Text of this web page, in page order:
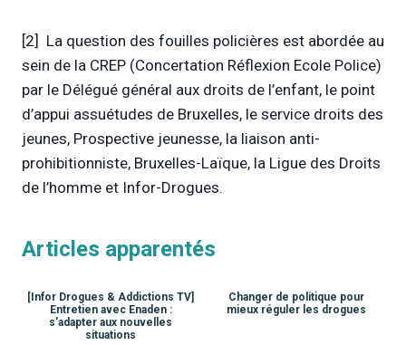
[2] La question des fouilles policières est abordée au
sein de la CREP (Concertation Réflexion Ecole Police)
par le Délégué général aux droits de l’enfant, le point
d’appui assuétudes de Bruxelles, le service droits des
jeunes, Prospective jeunesse, la liaison anti-
prohibitionniste, Bruxelles-Laïque, la Ligue des Droits
de l’homme et Infor-Drogues.
Articles apparentés
[Infor Drogues & Addictions TV]
Entretien avec Enaden :
s'adapter aux nouvelles
situations
Changer de politique pour
mieux réguler les drogues